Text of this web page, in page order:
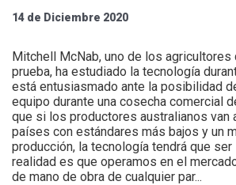
14 de Diciembre 2020
Mitchell McNab, uno de los agricultores
prueba, ha estudiado la tecnología
está entusiasmado ante la posibilidad
equipo durante una cosecha comercial
que si los productores australianos van
países con estándares más bajos y un
producción, la tecnología tendrá que ser
realidad es que operamos en el
de mano de obra de cualquier par...